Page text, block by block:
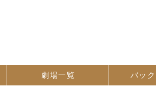
劇場一覧 バック